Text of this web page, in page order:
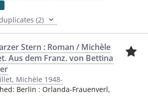
(2)
Stern : Roman / Michèle
Aus dem Franz. von Bettina
Michèle 1948-
Berlin : Orlanda-Frauenverl,